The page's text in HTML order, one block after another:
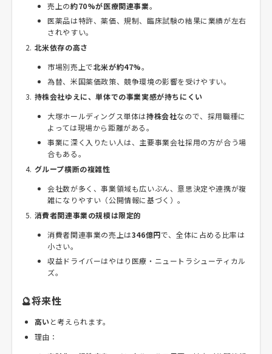
売上の約70%が医療関連事業。
医薬品は特許、薬価、規制、臨床試験の結果に業績が左右
されやすい。
北米依存の高さ
市場別売上で北米が約47%。
為替、米国薬価政策、競争環境の影響を受けやすい。
持株会社ゆえに、単体での事業実感が持ちにくい
大塚ホールディングス単体は持株会社なので、採用職種に
よっては現場から距離がある。
事業に深く入りたい人は、主要事業会社採用の方が合う場
合もある。
グループ横断の複雑性
会社数が多く、事業領域も広いぶん、意思決定や連携が複
雑になりやすい（公開情報に基づく）。
消費者関連事業の規模は限定的
消費者関連事業の売上は346億円で、全体に占める比率は
小さい。
収益ドライバーはやはり医療・ニュートラシューティカル
ズ。
🔮将来性
高いと考えられます。
理由：